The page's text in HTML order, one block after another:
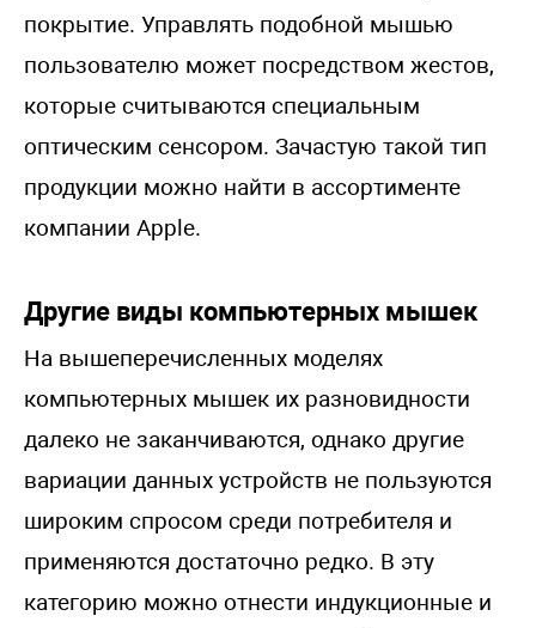
покрытие. Управлять подобной мышью
пользователю может посредством жестов,
которые считываются специальным
оптическим сенсором. Зачастую такой тип
продукции можно найти в ассортименте
компании Apple.
Другие виды компьютерных мышек
На вышеперечисленных моделях
компьютерных мышек их разновидности
далеко не заканчиваются, однако другие
вариации данных устройств не пользуются
широким спросом среди потребителя и
применяются достаточно редко. В эту
категорию можно отнести индукционные и